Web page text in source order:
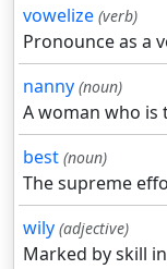
vowelize (verb)
Pronounce as a
nanny (noun)
A woman who is
best (noun)
The supreme
wily (adjective)
Marked by skill